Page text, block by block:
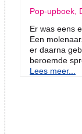
Pop-upboek,
Er was eens
Een
er daarna
beroemde
Lees meer...